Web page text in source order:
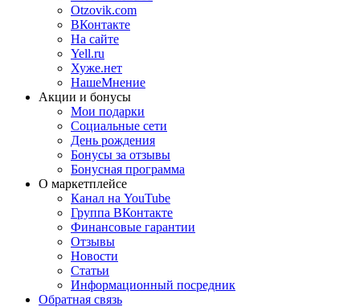
Otzovik.com
ВКонтакте
На сайте
Yell.ru
Хуже.нет
НашеМнение
Акции и бонусы
Мои подарки
Социальные сети
День рождения
Бонусы за отзывы
Бонусная программа
О маркетплейсе
Канал на YouTube
Группа ВКонтакте
Финансовые гарантии
Отзывы
Новости
Статьи
Информационный посредник
Обратная связь